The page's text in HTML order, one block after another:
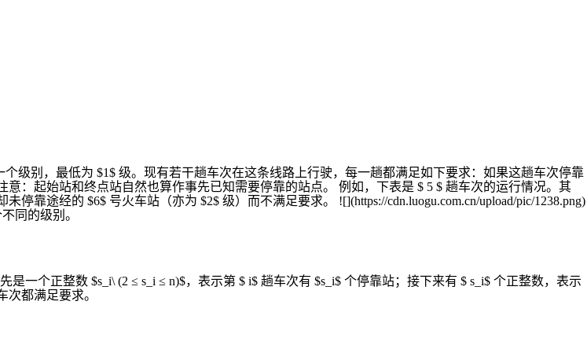
级别，最低为 $1$ 级。现有若干趟车次在这条线路上行驶，每一趟都满足如下要求：如果这趟车次停靠
：起始站和终点站自然也算作事先已知需要停靠的站点。 例如，下表是 $ 5 $ 趟车次的运行情况。其
靠途经的 $6$ 号火车站（亦为 $2$ 级）而不满足要求。 ![](https://cdn.luogu.com.cn/upload/pic/1238.png)
同的级别。
一个正整数 $s_i\ (2 ≤ s_i ≤ n)$，表示第 $ i$ 趟车次有 $s_i$ 个停靠站；接下来有 $ s_i$ 个正整数，表示
都满足要求。